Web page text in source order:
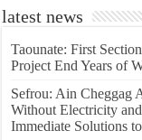
latest news
Taounate: First
Project End Years of
Sefrou: Ain Cheggag
Without Electricity
Immediate Solutions